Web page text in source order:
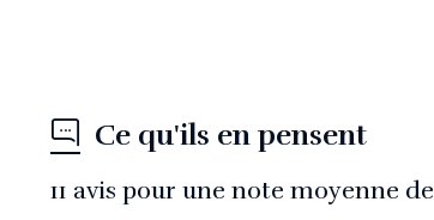
Ce qu'ils en pensent
11 avis pour une note moyenne de